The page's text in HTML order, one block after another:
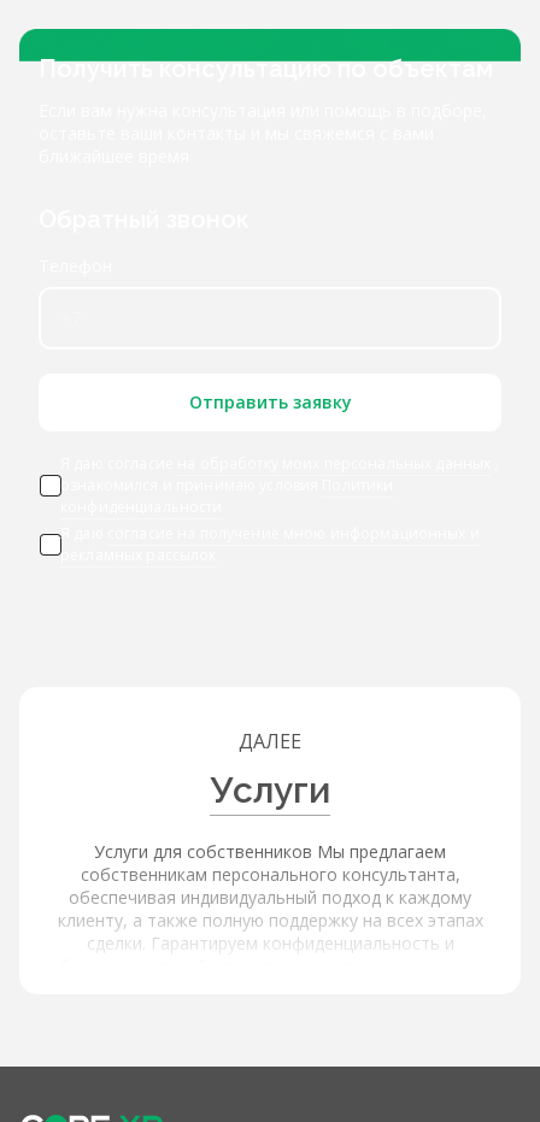
Получить консультацию по объектам
Отправить заявку
ознакомился и принимаю условия
Я даю
рекламных рассылок
ДАЛЕЕ
Услуги
Услуги для собственников Мы предлагаем
собственникам персонального консультанта,
обеспечивая индивидуальный подход к каждому
клиенту, а также полную поддержку на всех этапах
сделки. Гарантируем конфиденциальность и